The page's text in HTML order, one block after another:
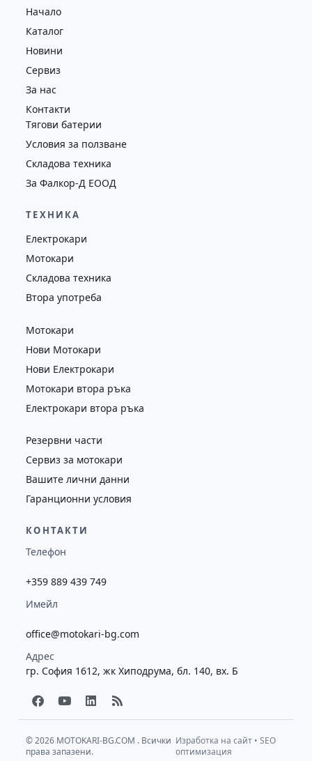
4352
Начало
Каталог
Новини
Сервиз
За нас
Контакти
Тягови батерии
Условия за ползване
Складова техника
За Фалкор-Д ЕООД
ТЕХНИКА
Електрокари
Мотокари
Складова техника
Втора употреба
Мотокари
Нови Мотокари
Нови Електрокари
Мотокари втора ръка
Електрокари втора ръка
Резервни части
Сервиз за мотокари
Вашите лични данни
Гаранционни условия
КОНТАКТИ
Телефон
+359 889 439 749
Имейл
office@motokari-bg.com
Адрес
гр. София 1612, жк Хиподрума, бл. 140, вх. Б
F
a
c
b
o
Y
o
u
u
b
L
i
n
e
d
R
s
s
© 2026 MOTOKARI-BG.COM . Всички
права запазени.
Изработка на сайт •SEO
оптимизация